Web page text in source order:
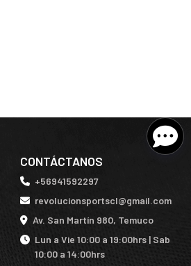
CONTÁCTANOS
+56941592297
revolucionsportscl@gmail.com
Av. San Martín 980, Temuco
Lun a Vie 10:00 a 19:00hrs | Sab
10:00 a 14:00hrs